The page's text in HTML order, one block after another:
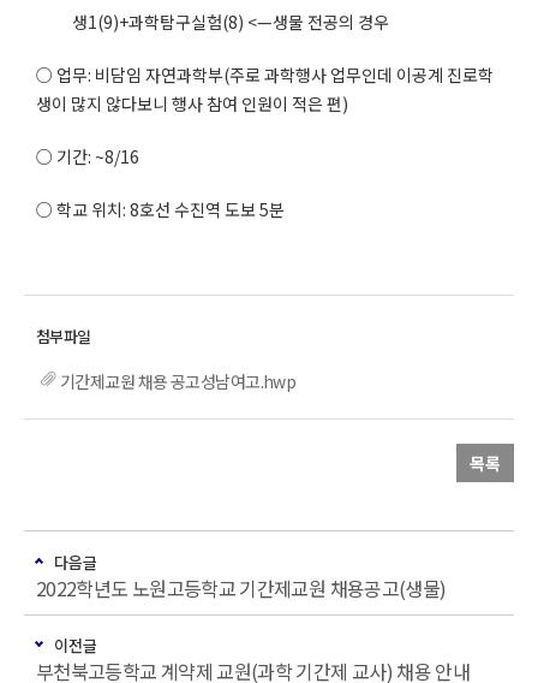
생1(9)+과학탐구실험(8) <—생물 전공의 경우
○ 업무: 비담임 자연과학부(주로 과학행사 업무인데 이공계 진로학
생이 많지 않다보니 행사 참여 인원이 적은 편)
○ 기간: ~8/16
○ 학교 위치: 8호선 수진역 도보 5분
기간제교원 채용 공고성남여고.hwp
목록
다음글
2022학년도 노원고등학교 기간제교원 채용공고(생물)
이전글
부천북고등학교 계약제 교원(과학 기간제 교사) 채용 안내